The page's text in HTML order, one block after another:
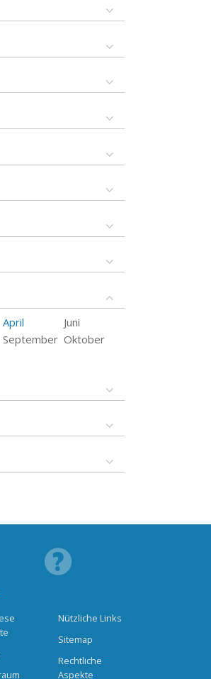
April
Juni
September Oktober
Nützliche Links
Sitemap
Rechtliche
Aspekte